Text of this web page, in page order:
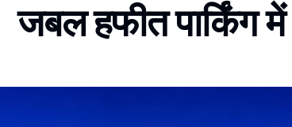
जबल हफीत पार्किंग